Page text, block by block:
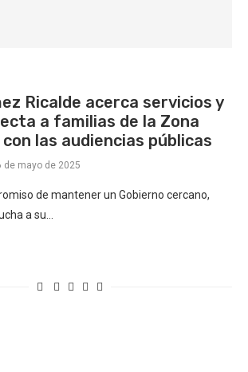
Ricalde acerca servicios y
a familias de la Zona
las audiencias públicas
de mayo de 2025
de mantener un Gobierno cercano,
a su…